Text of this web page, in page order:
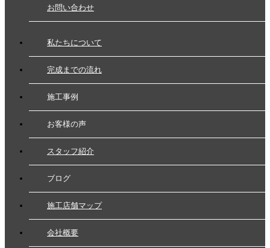
お問い合わせ
私たちについて
完成までの流れ
施工事例
お客様の声
スタッフ紹介
ブログ
施工店舗マップ
会社概要